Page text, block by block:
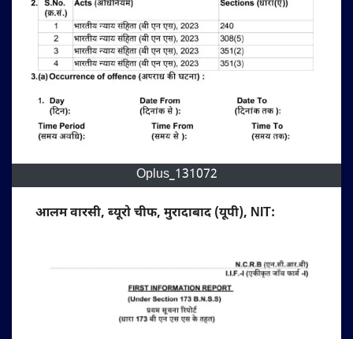
Oplus_131072
आलम वारसी, ब्यूरो चीफ, मुरादाबाद (यूपी), NIT: